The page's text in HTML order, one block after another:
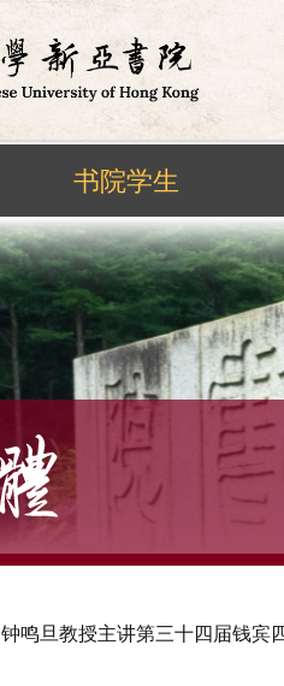
书院学生
钟鸣旦教授主讲第三十四届钱宾